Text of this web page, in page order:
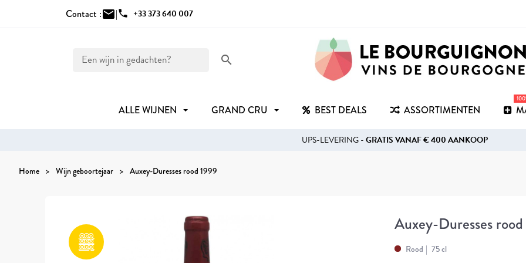
Contact :mail|phone +33 373 640 007
search
ALLE WIJNEN GRAND CRU BEST DEALS ASSORTIMENTEN
UPS-LEVERING -GRATIS VANAF € 400 AANKOOP
Home Wijn geboortejaar Auxey-Duresses rood 1999
Auxey-Duresses
Rood 75 cl